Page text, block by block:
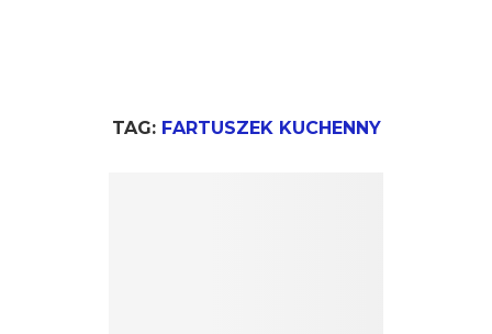
TAG: FARTUSZEK KUCHENNY